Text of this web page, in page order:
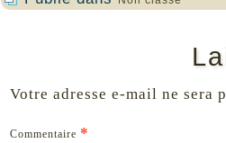
Votre adresse e-mail ne sera
Commentaire *